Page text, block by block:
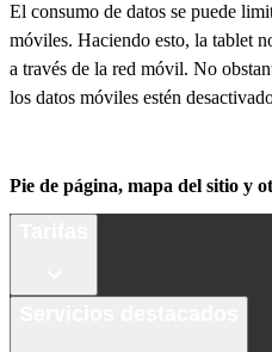
El consumo de datos se puede
móviles. Haciendo esto, la tablet
a través de la red móvil. No
los datos móviles estén
Pie de página, mapa del sitio y